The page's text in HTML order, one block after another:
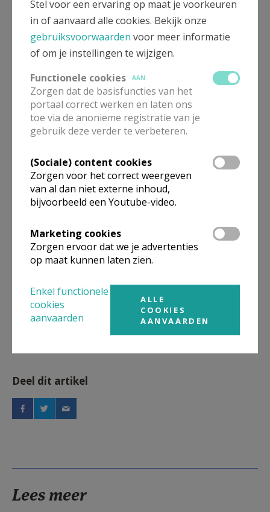
Uitnodiging Sint-Elooi 2025
Gepubliceerd door
Parochie H. Damiaan Erpe-Mere
Meer
Artikel
Deel dit artikel
Lees meer
Stel voor een ervaring op maat je voorkeuren
in of aanvaard alle cookies. Bekijk onze
gebruiksvoorwaarden voor meer informatie
of om je instellingen te wijzigen.
Functionele cookies
AAN
Zorgen dat de basisfuncties van het
portaal correct werken en laten ons
toe via de anonieme registratie van je
gebruik deze verder te verbeteren.
(Sociale) content cookies
Zorgen voor het correct weergeven
van al dan niet externe inhoud,
bijvoorbeeld een Youtube-video.
Marketing cookies
Zorgen ervoor dat we je advertenties
op maat kunnen laten zien.
Enkel functionele
cookies
aanvaarden
ALLE
COOKIES
AANVAARDEN